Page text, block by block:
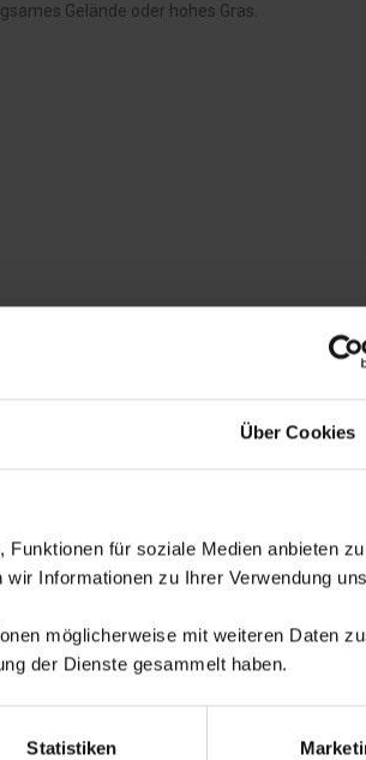
Über Cookies
für soziale Medien anbieten
Informationen zu Ihrer Verwendung
möglicherweise mit weiteren Daten
der Dienste gesammelt haben.
Statistiken
Gelände oder hohes Gras.
Angebot.
zerkleinern und Schnee räumen.​........